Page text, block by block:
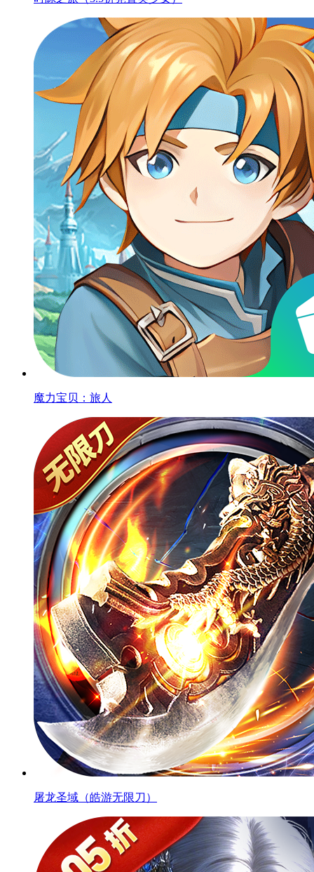
魔力宝贝：旅人
屠龙圣域（皓游无限刀）